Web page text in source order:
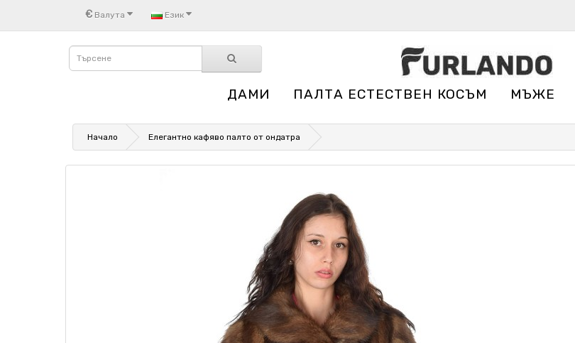
€ Валута Език
ДАМИ ПАЛТА ЕСТЕСТВЕН КОСЪМ МЪЖЕ
Начало Елегантно кафяво палто от ондатра